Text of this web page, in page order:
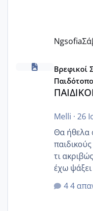
Ngsofia
ΠΑΙΔΙΚΟΙ ΣΤΑΘΜΟΙ ΜΕ
Βρεφικοί
Melli · 26
Θα ήθελα
τι
έχω
ότι το
δίδακτρα
4